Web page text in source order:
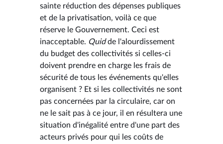
sainte réduction des dépenses publiques
et de la privatisation, voilà ce que
réserve le Gouvernement. Ceci est
inacceptable. Quidde l'alourdissement
du budget des collectivités si celles-ci
doivent prendre en charge les frais de
sécurité de tous les événements qu'elles
organisent ? Et si les collectivités ne sont
pas concernées par la circulaire, car on
ne le sait pas à ce jour, il en résultera une
situation d'inégalité entre d'une part des
acteurs privés pour qui les coûts de